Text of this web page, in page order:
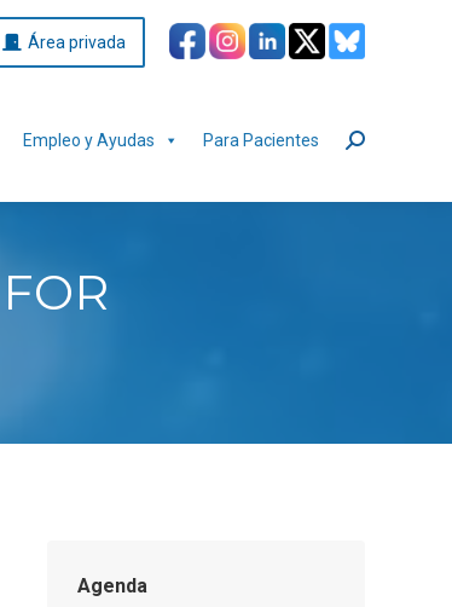
Área privada
Empleo y Ayudas Para Pacientes Buscar:
Agenda